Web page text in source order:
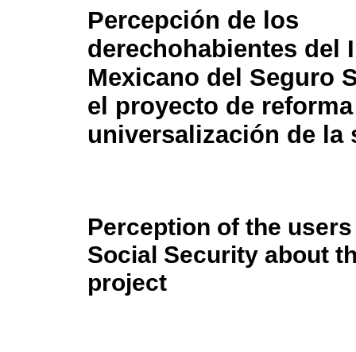
Percepción de los
derechohabientes del
Mexicano del Seguro
el proyecto de
universalización de la
Perception of the
Social Security about
project